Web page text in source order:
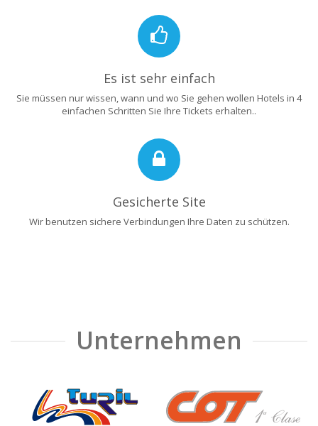
Es ist sehr einfach
Sie müssen nur wissen, wann und wo Sie gehen wollen Hotels in 4
einfachen Schritten Sie Ihre Tickets erhalten..
Gesicherte Site
Wir benutzen sichere Verbindungen Ihre Daten zu schützen.
Unternehmen
❮ ❯